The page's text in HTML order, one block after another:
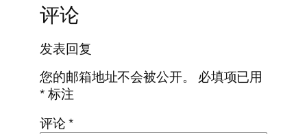
评论
发表回复
您的邮箱地址不会被公开。
必填项已用
*标注
评论*